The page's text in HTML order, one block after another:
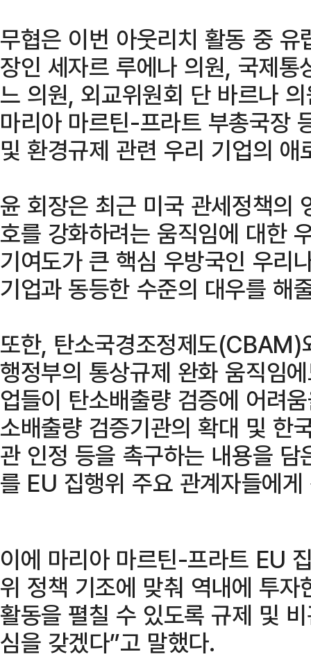
무협은 이번 아웃리치 활동 중
장인 세자르 루에나 의원, 국제
느 의원, 외교위원회 단 바르나
마리아 마르틴-프라트 부총국장
및 환경규제 관련 우리 기업의 애
윤 회장은 최근 미국 관세정책의
호를 강화하려는 움직임에 대한
기여도가 큰 핵심 우방국인 우리
기업과 동등한 수준의 대우를 해
또한, 탄소국경조정제도
행정부의 통상규제 완화 움직임
업들이 탄소배출량 검증에 어려
소배출량 검증기관의 확대 및 한
관 인정 등을 촉구하는 내용을
를 EU 집행위 주요 관계자들에게
이에 마리아 마르틴-프라트 EU
위 정책 기조에 맞춰 역내에 투
활동을 펼칠 수 있도록 규제 및
심을 갖겠다”고 말했다.